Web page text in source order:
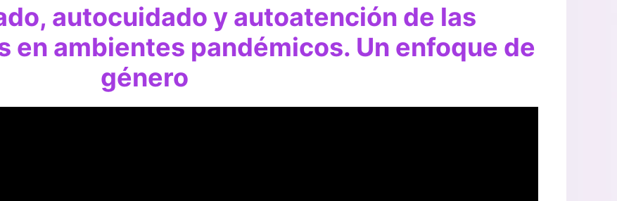
autocuidado y autoatención de las
en ambientes pandémicos. Un enfoque de
género